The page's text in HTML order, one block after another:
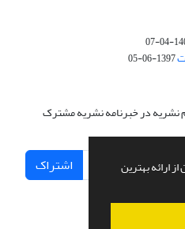
ارائه بهترین
1397-06-05
نشریه در خبرنامه نشریه مشترک
اشتراک